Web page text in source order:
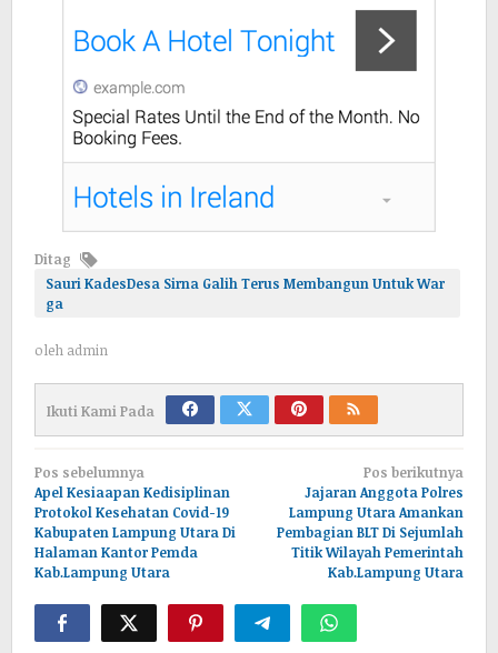
Ditag
Sauri KadesDesa Sirna Galih Terus Membangun Untuk War
ga
oleh admin
Ikuti Kami Pada
Navigasi
pos
Pos sebelumnya
Apel Kesiaapan Kedisiplinan
Protokol Kesehatan Covid-19
Kabupaten Lampung Utara Di
Halaman Kantor Pemda
Kab.Lampung Utara
Pos berikutnya
Jajaran Anggota Polres
Lampung Utara Amankan
Pembagian BLT Di Sejumlah
Titik Wilayah Pemerintah
Kab.Lampung Utara